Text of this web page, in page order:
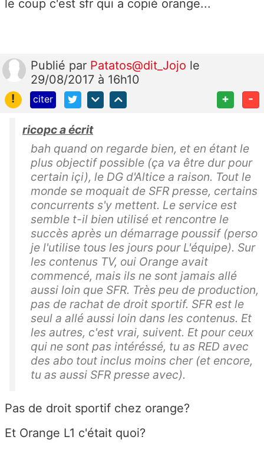
le coup c'est sfr qui a copié orange...
Publié par Patatos@dit_Jojo le
29/08/2017 à 16h10
!
citer + -
ricopc a écrit
bah quand on regarde bien, et en étant le
plus objectif possible (ça va être dur pour
certain içi), le DG d'Altice a raison. Tout le
monde se moquait de SFR presse, certains
concurrents s'y mettent. Le service est
semble t-il bien utilisé et rencontre le
succès après un démarrage poussif (perso
je l'utilise tous les jours pour L'équipe). Sur
les contenus TV, oui Orange avait
commencé, mais ils ne sont jamais allé
aussi loin que SFR. Très peu de production,
pas de rachat de droit sportif. SFR est le
seul a allé aussi loin dans les contenus. Et
les autres, c'est vrai, suivent. Et pour ceux
qui ne sont pas intéréssé, tu as RED avec
des abo tout inclus moins cher (et encore,
tu as aussi SFR presse avec).
Pas de droit sportif chez orange?
Et Orange L1 c'était quoi?